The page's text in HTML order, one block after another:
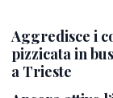
Aggredisce i
pizzicata in
a Trieste